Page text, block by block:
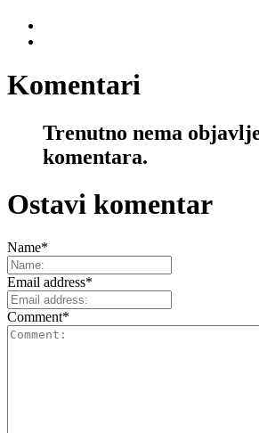
Komentari
Trenutno nema
komentara.
Ostavi komentar
Name*
Email address*
Comment*